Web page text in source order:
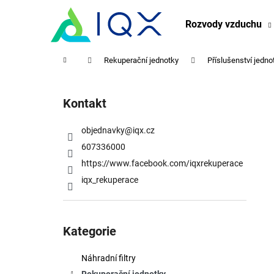
Rozvody vzduchu
Domů Rekuperační jednotky Příslušenství
Kontakt
objednavky@iqx.cz
607336000
https://www.facebook.com/iqxrekuperace
iqx_rekuperace
kategorie
Kategorie
Náhradní filtry
Zpět
Zpět